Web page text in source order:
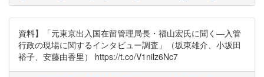
資料】「元東京出入国在留管理局長・福山宏氏に聞く―入管
行政の現場に関するインタビュー調査」（坂東雄介、小坂田
裕子、安藤由香里） https://t.co/V1nilz6Nc7